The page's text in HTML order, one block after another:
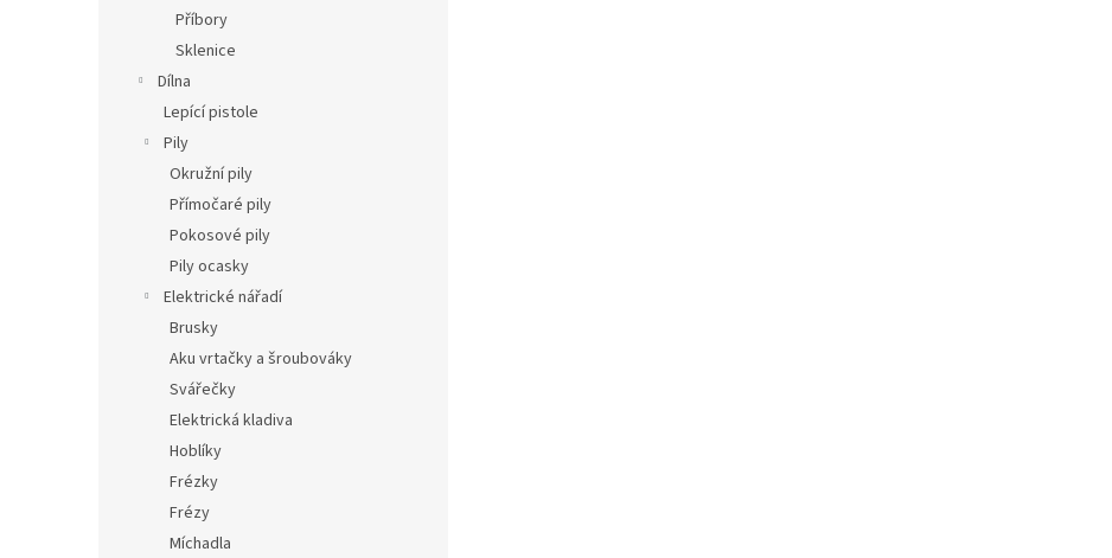
Příbory
Sklenice
Dílna
Lepící pistole
Pily
Okružní pily
Přímočaré pily
Pokosové pily
Pily ocasky
Elektrické nářadí
Brusky
Aku vrtačky a šroubováky
Svářečky
Elektrická kladiva
Hoblíky
Frézky
Frézy
Míchadla